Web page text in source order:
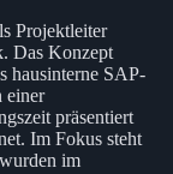
Projektleiter
Das Konzept
hausinterne SAP-
einer
präsentiert
Im Fokus steht
im